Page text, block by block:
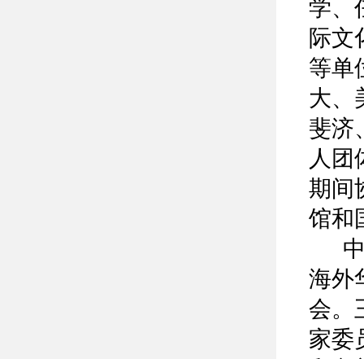
学、
际文
等单
大、
斐济
人团
期间
馆和
中
海外
会。
家委